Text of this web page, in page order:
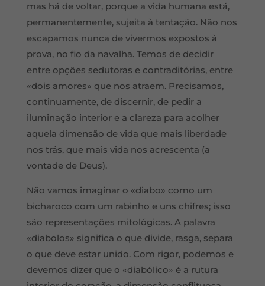
mas há de voltar, porque a vida humana está,
permanentemente, sujeita à tentação. Não nos
escapamos nunca de vivermos expostos à
prova, no fio da navalha. Temos de decidir
entre opções sedutoras e contraditórias, entre
«dois amores» que nos atraem. Precisamos,
continuamente, de discernir, de pedir a
iluminação interior e a clareza para acolher
aquela dimensão de vida que mais liberdade
nos trás, que mais vida nos acrescenta (a
vontade de Deus).
Não vamos imaginar o «diabo» como um
bicharoco com um rabinho e uns chifres; isso
são representações mitológicas. A palavra
«diabolos» significa o que divide, rasga, separa
o que deve estar unido. Com rigor, podemos e
devemos dizer que o «diabólico» é a rutura